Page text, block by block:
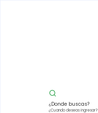
¿Donde buscas?
¿Cuando deseas ingresar?